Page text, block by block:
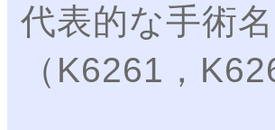
代表的な手術
（K6261，